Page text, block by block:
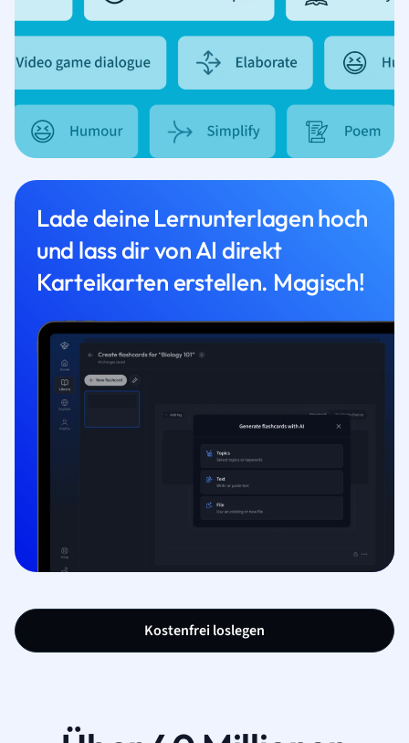
Lade deine Lernunterlagen hoch
und lass dir von AI direkt
Karteikarten erstellen. Magisch!
Kostenfrei loslegen